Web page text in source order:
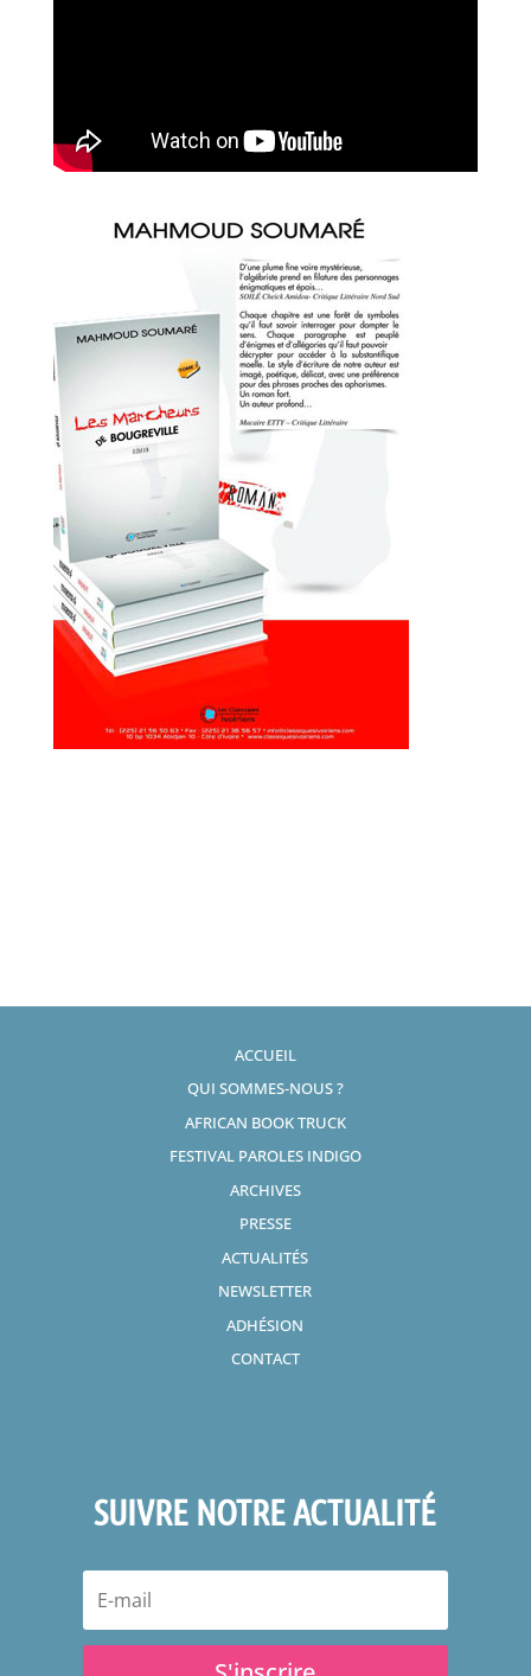
ACCUEIL
QUI SOMMES-NOUS ?
AFRICAN BOOK TRUCK
FESTIVAL PAROLES INDIGO
ARCHIVES
PRESSE
ACTUALITÉS
NEWSLETTER
ADHÉSION
CONTACT
SUIVRE NOTRE ACTUALITÉ